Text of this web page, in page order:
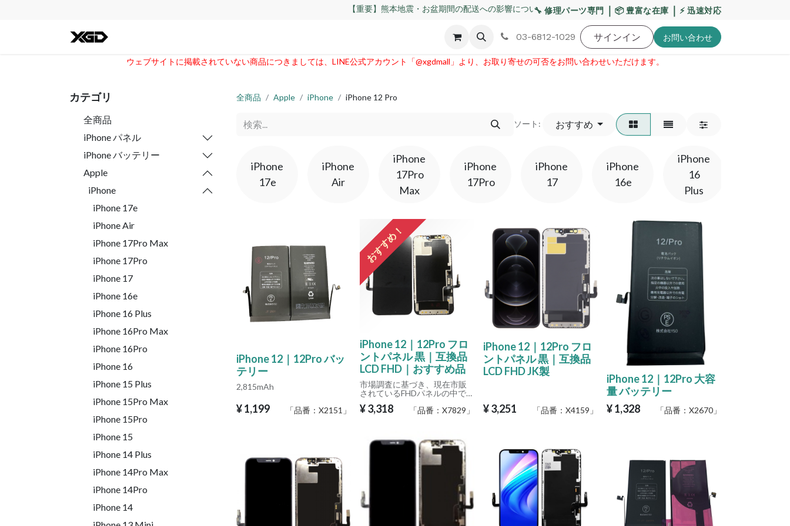
【重要】熊本地震・お盆期間の配送への影響について 【重要】平日の当日発送締切時間を17:00へ変更い
🔧 修理パーツ専門 ｜ 📦 豊富な在庫 ｜ ⚡ 迅速対応
不良交換規定 ゲーム機 バッテリー 工具・備品 特価品 ポイントに関して
03-6812-1029 サインイン お問い​合わせ
ウェブサイトに掲載されていない商品につきましては、LINE公式アカウント「@xgdmall」より、お取り寄せの可否をお問い合わせいただけます。​
カテゴリ
全商品
iPhone パネル
iPhone バッテリー
Apple
iPhone
iPhone 17e
iPhone Air
iPhone 17Pro Max
iPhone 17Pro
iPhone 17
iPhone 16e
iPhone 16 Plus
iPhone 16Pro Max
iPhone 16Pro
iPhone 16
iPhone 15 Plus
iPhone 15Pro Max
iPhone 15Pro
iPhone 15
iPhone 14 Plus
iPhone 14Pro Max
iPhone 14Pro
iPhone 14
全商品 Apple iPhone iPhone 12 Pro
ソート: おすすめ
iPhone
17e
iPhone
Air
iPhone
17Pro
Max
iPhone
17Pro
iPhone
17
iPhone
16e
iPhone
16
Plus
iPhone 12｜12Pro バッ
テリー
2,815mAh
¥1,199 「品番： X2151 」
おすすめ！
iPhone 12｜12Pro フロ
ントパネル 黒｜互換品
LCD FHD｜おすすめ品
市場調査に基づき、現在市販
されているFHDパネルの中で
商品です。
せん。
自動調光などの機能が必要な
場合は、OLED互換品またはリ
ペア品をご検討ください。
¥3,318 「品番： X7829 」
iPhone 12｜12Pro フロ
ントパネル 黒｜互換品
LCD FHD JK製
¥3,251 「品番： X4159 」
iPhone 12｜12Pro 大容
量 バッテリー
¥1,328 「品番： X2670 」